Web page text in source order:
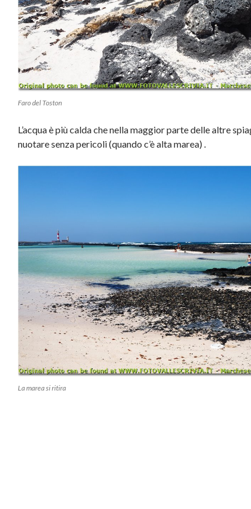
Faro del Toston
L’acqua è più calda che nella maggior parte delle altre
nuotare senza pericoli (quando c’è alta marea) .
La marea si ritira